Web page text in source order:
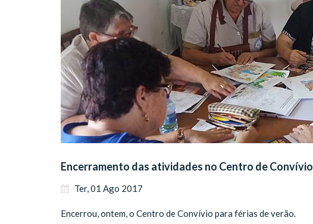
Encerramento das atividades no Centro de Convívio
Ter, 01 Ago 2017
Encerrou, ontem, o Centro de Convívio para férias de verão.